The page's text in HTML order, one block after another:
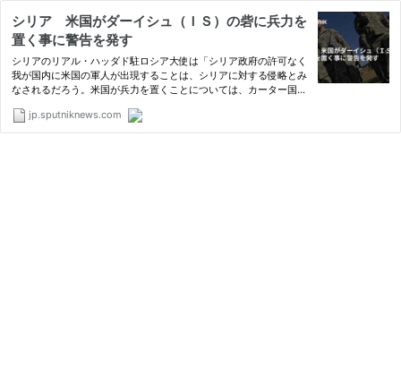
シリア 米国がダーイシュ（ＩＳ）の砦に兵力を
置く事に警告を発す
シリアのリアル・ハッダド駐ロシア大使は「シリア政府の許可なく
我が国内に米国の軍人が出現することは、シリアに対する侵略とみ
なされるだろう。米国が兵力を置くことについては、カーター国防
jp.sputniknews.com